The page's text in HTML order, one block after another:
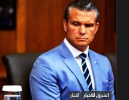
الشرق للأخبار أخبار